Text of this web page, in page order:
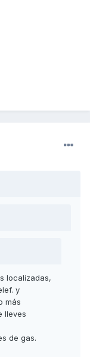
localizadas,
y
más
lleves
de gas.